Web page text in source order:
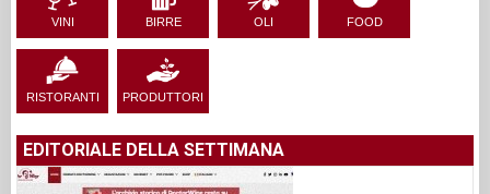
VINI BIRRE OLI FOOD
RISTORANTI PRODUTTORI
EDITORIALE DELLA SETTIMANA